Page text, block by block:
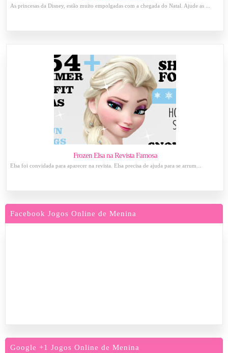
As princesas da Disney, estão muito empolgadas com a chegada do Natal. Ajude as ...
Frozen Elsa na Revista Famosa
Elsa foi convidada para aparecer na revista. Elsa precisa de ajuda para se arrum...
Facebook Jogos Online de Menina
Google +1 Jogos Online de Menina